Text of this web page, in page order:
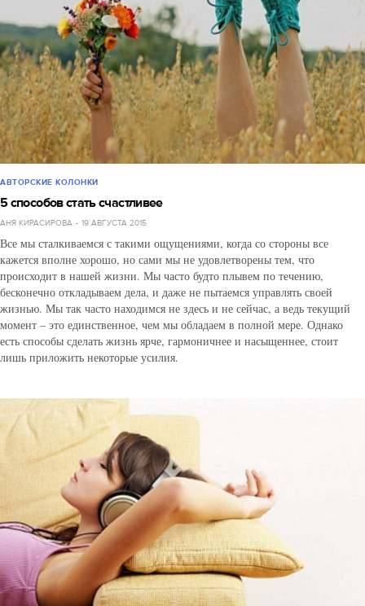
АВТОРСКИЕ КОЛОНКИ
5 способов стать счастливее
АНЯ КИРАСИРОВА 19 АВГУСТА 2015
Все мы сталкиваемся с такими ощущениями, когда со стороны все
кажется вполне хорошо, но сами мы не удовлетворены тем, что
происходит в нашей жизни. Мы часто будто плывем по течению,
бесконечно откладываем дела, и даже не пытаемся управлять своей
жизнью. Мы так часто находимся не здесь и не сейчас, а ведь текущий
момент – это единственное, чем мы обладаем в полной мере. Однако
есть способы сделать жизнь ярче, гармоничнее и насыщеннее, стоит
лишь приложить некоторые усилия.